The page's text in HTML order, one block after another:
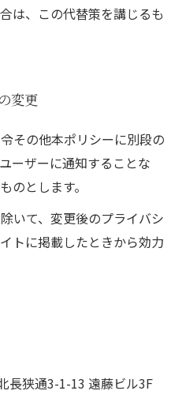
は、この代替策を講じるも
変更
その他本ポリシーに別段の
ーザーに通知することな
のとします。
いて、変更後のプライバシ
トに掲載したときから効力
長狭通3-1-13 遠藤ビル3F